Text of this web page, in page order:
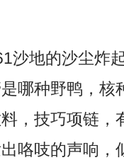
沙地的沙尘炸
哪种野鸭，核
，技巧项链，
咯吱的声响，